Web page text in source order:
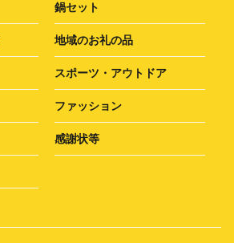
鍋セット
地域のお礼の品
スポーツ・アウトドア
ファッション
感謝状等